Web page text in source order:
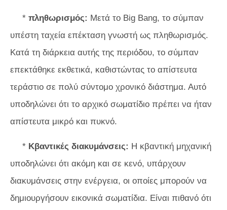
* πληθωρισμός: Μετά το Big Bang, το σύμπαν
υπέστη ταχεία επέκταση γνωστή ως πληθωρισμός.
Κατά τη διάρκεια αυτής της περιόδου, το σύμπαν
επεκτάθηκε εκθετικά, καθιστώντας το απίστευτα
τεράστιο σε πολύ σύντομο χρονικό διάστημα. Αυτό
υποδηλώνει ότι το αρχικό σωματίδιο πρέπει να ήταν
απίστευτα μικρό και πυκνό.
* Κβαντικές διακυμάνσεις: Η κβαντική μηχανική
υποδηλώνει ότι ακόμη και σε κενό, υπάρχουν
διακυμάνσεις στην ενέργεια, οι οποίες μπορούν να
δημιουργήσουν εικονικά σωματίδια. Είναι πιθανό ότι